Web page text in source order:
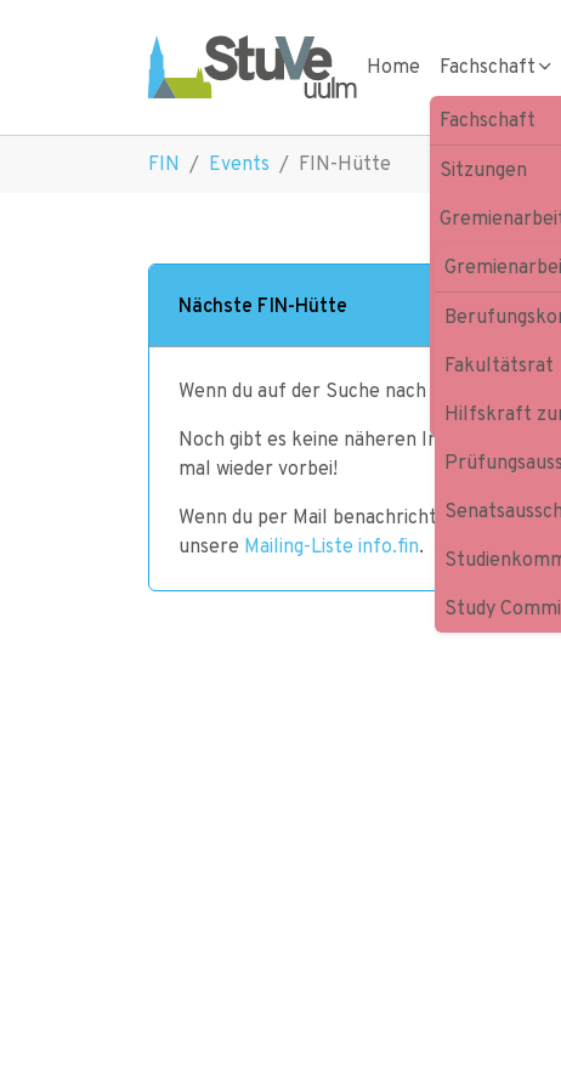
Home Fachschaft
Fachschaft
Sitzungen
Fakultätsrat
Hilfskraft
Study
Bleib
Kontakt
Impressum
FIN Events FIN-Hütte
Nächste FIN-Hütte
Wenn du auf der Suche nach unserer
Noch gibt es keine näheren Informationen
mal wieder vorbei!
Wenn du per Mail benachrichtigt werden
unsere Mailing-Liste info.fin.